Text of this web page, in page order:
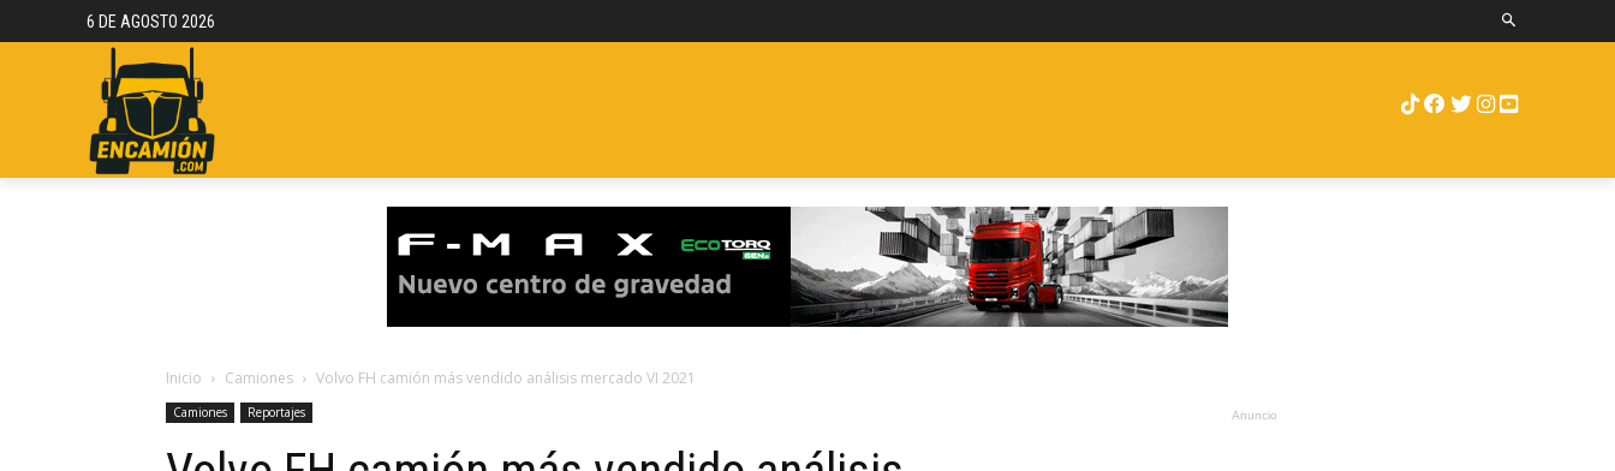
6 DE AGOSTO 2026
Inicio Camiones Volvo FH camión más vendido análisis mercado VI 2021
Camiones Reportajes Anuncio